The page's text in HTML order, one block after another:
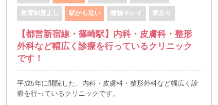
教育制度よし 駅から近い 建物キレイ 寮あり
【都営新宿線・篠崎駅】内科・皮膚科・整形
外科など幅広く診療を行っているクリニック
です！
平成5年に開院した、内科・皮膚科・整形外科など幅広く診
療を行っているクリニックです。